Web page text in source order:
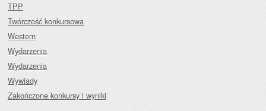
TPP
Twórczość konkursowa
Western
Wydarzenia
Wydarzenia
Wywiady
Zakończone konkursy i wyniki